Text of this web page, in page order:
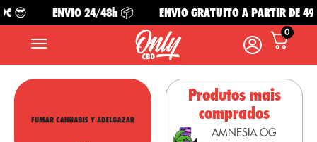
😎 ENVIO 24/48h 📦 ENVIO GRATUITO A PARTIR DE 49€
0
Produtos mais
comprados
AMNESIA OG